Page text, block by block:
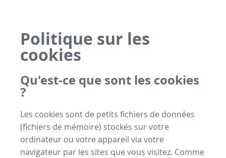
Politique sur les
cookies
Qu'est-ce que sont les cookies
?
Les cookies sont de petits fichiers de données
(fichiers de mémoire) stockés sur votre
ordinateur ou votre appareil via votre
navigateur par les sites que vous visitez. Comme